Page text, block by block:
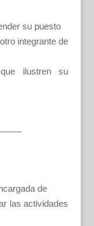
su puesto
integrante de
ilustren su
de
las actividades